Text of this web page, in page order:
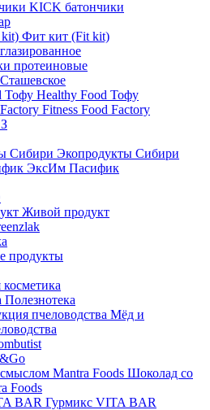
KICK батончики
Фит кит (Fit kit)
протеиновые
Сташевское
Healthy Food Тофу
Fitness Food Factory
Экопродукты Сибири
ЭксИм Пасифик
Живой продукт
продукты
косметика
Полезнотека
Мёд и
Шоколад со
Foods
Гурмикс VITA BAR